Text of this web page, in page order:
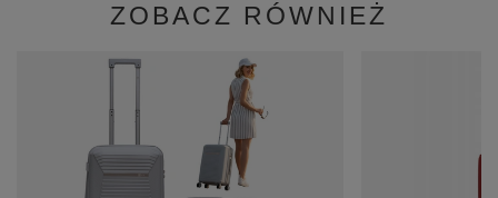
ZOBACZ RÓWNIEŻ